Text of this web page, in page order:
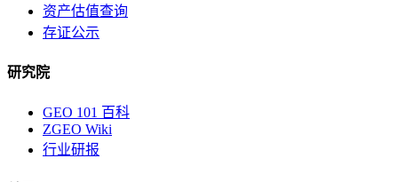
资产估值查询
存证公示
研究院
GEO 101 百科
ZGEO Wiki
行业研报